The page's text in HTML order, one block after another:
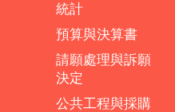
統計
預算與決算書
請願處理與訴願
決定
公共工程與採購